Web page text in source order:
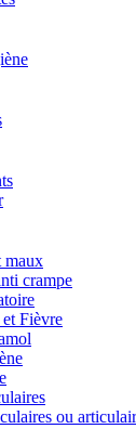
maux
crampe
Fièvre
ou